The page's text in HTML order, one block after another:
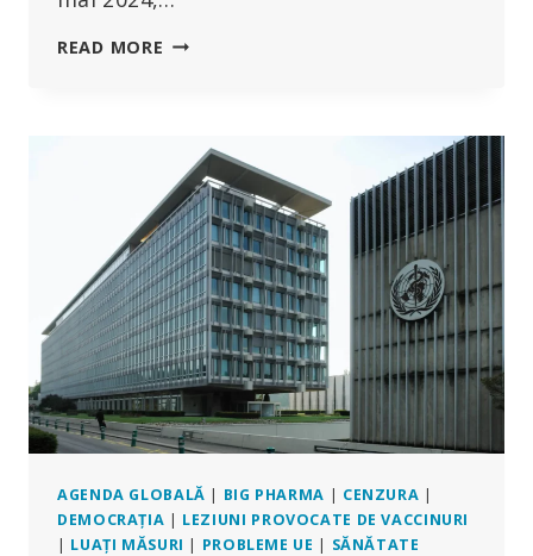
READ MORE NEBUNIA
SUNT
TOXICE
VACCINURILE
CU
ARNM
AGENDA GLOBALĂ | BIG PHARMA | CENZURA |
DEMOCRAȚIA | LEZIUNI PROVOCATE DE VACCINURI
| LUAȚI MĂSURI | PROBLEME UE | SĂNĂTATE